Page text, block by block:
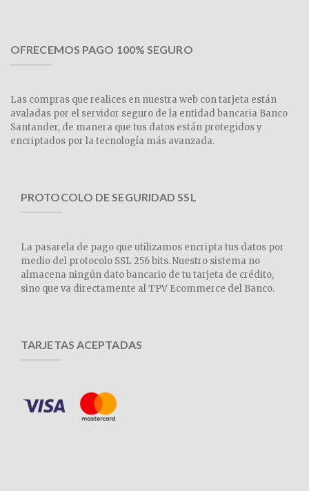
OFRECEMOS PAGO 100% SEGURO
Las compras que realices en nuestra web con tarjeta están
avaladas por el servidor seguro de la entidad bancaria Banco
Santander, de manera que tus datos están protegidos y
encriptados por la tecnología más avanzada.
PROTOCOLO DE SEGURIDAD SSL
La pasarela de pago que utilizamos encripta tus datos por
medio del protocolo SSL 256 bits. Nuestro sistema no
almacena ningún dato bancario de tu tarjeta de crédito,
sino que va directamente al TPV Ecommerce del Banco.
TARJETAS ACEPTADAS